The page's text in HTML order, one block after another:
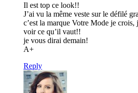
Il est top ce look!!
J’ai vu la même veste sur le défilé
c’est la marque Votre Mode je crois,
voir ce qu’il vaut!!
je vous dirai demain!
A+
Reply